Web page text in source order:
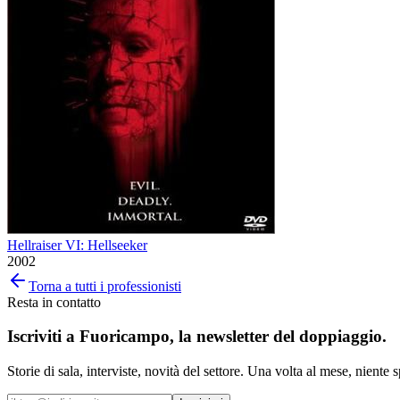
Hellraiser VI: Hellseeker
2002
Torna a tutti i professionisti
Resta in contatto
Iscriviti a Fuoricampo, la newsletter del doppiaggio.
Storie di sala, interviste, novità del settore. Una volta al mese, niente